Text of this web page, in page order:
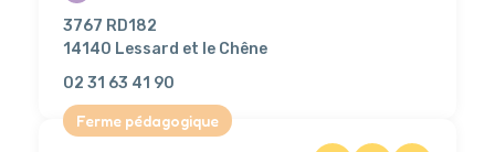
3767 RD182
14140 Lessard et le Chêne
02 31 63 41 90
Ferme pédagogique